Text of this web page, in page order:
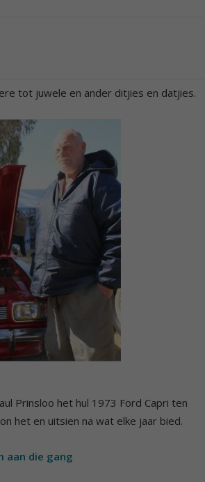
tot juwele en ander ditjies en datjies.
Prinsloo het hul 1973 Ford Capri ten
het en uitsien na wat elke jaar bied.
aan die gang